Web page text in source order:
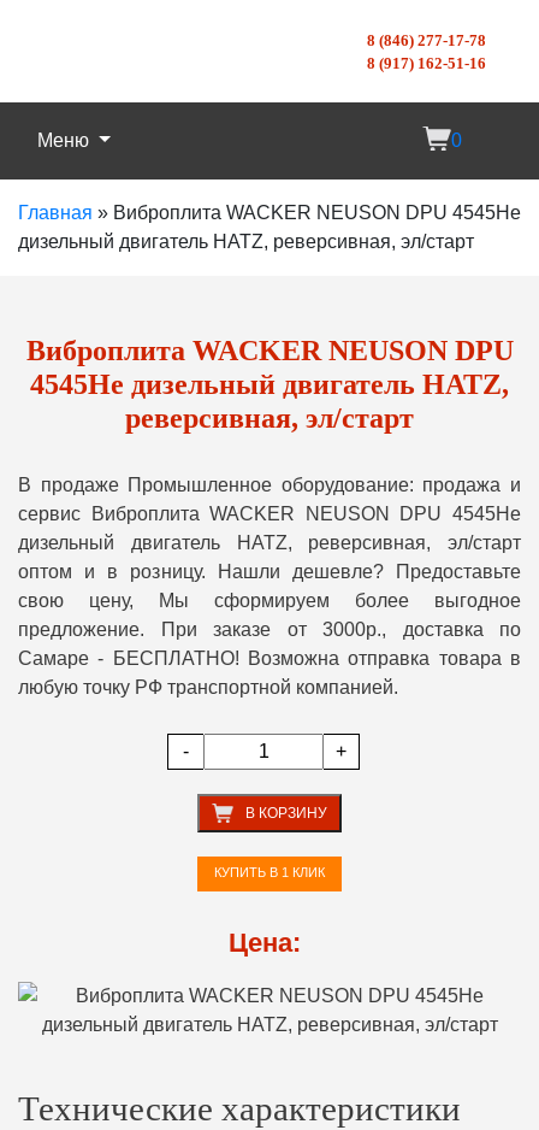
8 (846) 277-17-78
8 (917) 162-51-16
Меню 0
Главная » Виброплита WACKER NEUSON DPU 4545He
дизельный двигатель HATZ, реверсивная, эл/старт
Виброплита WACKER NEUSON DPU
4545He дизельный двигатель HATZ,
реверсивная, эл/старт
В продаже Промышленное оборудование: продажа и
сервис Виброплита WACKER NEUSON DPU 4545He
дизельный двигатель HATZ, реверсивная, эл/старт
оптом и в розницу. Нашли дешевле? Предоставьте
свою цену, Мы сформируем более выгодное
предложение. При заказе от 3000р., доставка по
Самаре - БЕСПЛАТНО! Возможна отправка товара в
любую точку РФ транспортной компанией.
- +
В КОРЗИНУ
КУПИТЬ В 1 КЛИК
Цена:
Технические характеристики